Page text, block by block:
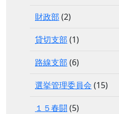
財政部 (2)
貸切支部 (1)
路線支部 (6)
選挙管理委員会 (15)
１５春闘 (5)